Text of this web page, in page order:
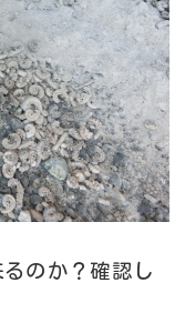
のか？確認し